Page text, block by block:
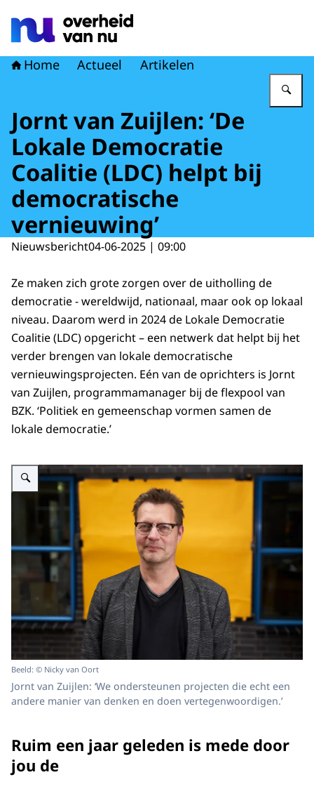
Home Actueel Artikelen
Jornt van Zuijlen: ‘De
Lokale Democratie
Coalitie (LDC) helpt bij
democratische
vernieuwing’
Nieuwsbericht04-06-2025 | 09:00
Ze maken zich grote zorgen over de uitholling de
democratie - wereldwijd, nationaal, maar ook op lokaal
niveau. Daarom werd in 2024 de Lokale Democratie
Coalitie (LDC) opgericht – een netwerk dat helpt bij het
verder brengen van lokale democratische
vernieuwingsprojecten. Eén van de oprichters is Jornt
van Zuijlen, programmamanager bij de flexpool van
BZK. ‘Politiek en gemeenschap vormen samen de
lokale democratie.’
Vergroot afbeelding Jornt van Zuijlen
Beeld: © Nicky van Oort
Jornt van Zuijlen: ‘We ondersteunen projecten die echt een
andere manier van denken en doen vertegenwoordigen.’
Ruim een jaar geleden is mede door
jou de